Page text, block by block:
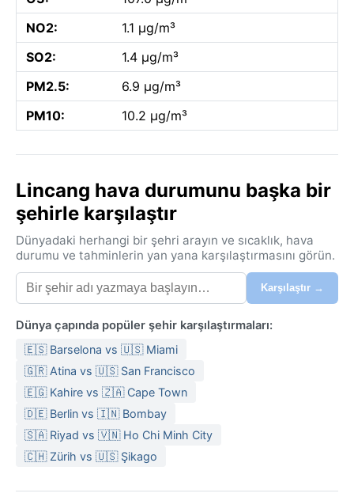
NO2:
1.1 µg/m³
SO2:
1.4 µg/m³
PM2.5:
6.9 µg/m³
PM10:
10.2 µg/m³
Lincang hava durumunu başka bir
şehirle karşılaştır
Dünyadaki herhangi bir şehri arayın ve sıcaklık, hava
durumu ve tahminlerin yan yana karşılaştırmasını görün.
Karşılaştır →
Dünya çapında popüler şehir karşılaştırmaları:
🇪🇸 Barselona vs 🇺🇸 Miami
🇬🇷 Atina vs 🇺🇸 San Francisco
🇪🇬 Kahire vs 🇿🇦 Cape Town
🇩🇪 Berlin vs 🇮🇳 Bombay
🇸🇦 Riyad vs 🇻🇳 Ho Chi Minh City
🇨🇭 Zürih vs 🇺🇸 Şikago